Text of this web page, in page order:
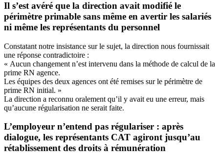
Il s’est avéré que la direction avait modifié le
périmètre primable sans même en avertir les salariés
ni même les représentants du personnel
Constatant notre insistance sur le sujet, la direction nous fournissait
une réponse contradictoire :
« Aucun changement n’est intervenu dans la méthode de calcul de la
prime RN agence.
Les équipes des deux agences ont été remises sur le périmètre de
prime RN initial. »
La direction a reconnu oralement qu’il y avait eu une erreur, mais
qu’aucune régularisation ne serait faite.
L’employeur n’entend pas régulariser : après
dialogue, les représentants CAT agiront jusqu’au
rétablissement des droits à rémunération